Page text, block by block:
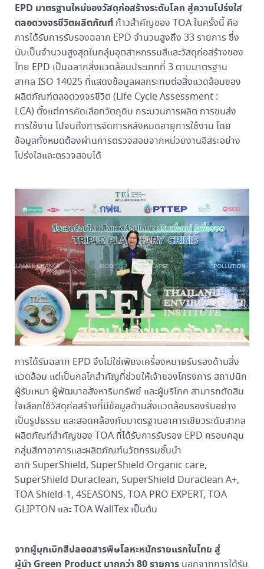
EPD มาตรฐานใหม่ของวัสดุก่อสร้างระดับโลก สู่ความโปร่งใส
ตลอดวงจรชีวิตผลิตภัณฑ์ก้าวสำคัญของ TOA ในครั้งนี้ คือ
การได้รับการรับรองฉลาก EPD จำนวนสูงถึง 33 รายการ ซึ่ง
นับเป็นจำนวนสูงสุดในกลุ่มอุตสาหกรรมสีและวัสดุก่อสร้างของ
ไทย EPD เป็นฉลากสิ่งแวดล้อมประเภทที่ 3 ตามมาตรฐาน
สากล ISO 14025 ที่แสดงข้อมูลผลกระทบต่อสิ่งแวดล้อมของ
ผลิตภัณฑ์ตลอดวงจรชีวิต (Life Cycle Assessment :
LCA) ตั้งแต่การคัดเลือกวัตถุดิบ กระบวนการผลิต การขนส่ง
การใช้งาน ไปจนถึงการจัดการหลังหมดอายุการใช้งาน โดย
ข้อมูลทั้งหมดต้องผ่านการตรวจสอบจากหน่วยงานอิสระอย่าง
โปร่งใสและตรวจสอบได้
การได้รับฉลาก EPD จึงไม่ใช่เพียงเครื่องหมายรับรองด้านสิ่ง
แวดล้อม แต่เป็นกลไกสำคัญที่ช่วยให้เจ้าของโครงการ สถาปนิก
ผู้รับเหมา ผู้พัฒนาอสังหาริมทรัพย์ และผู้บริโภค สามารถตัดสิน
ใจเลือกใช้วัสดุก่อสร้างที่มีข้อมูลด้านสิ่งแวดล้อมรองรับอย่าง
เป็นรูปธรรม และสอดคล้องกับมาตรฐานอาคารเขียวระดับสากล
ผลิตภัณฑ์สำคัญของ TOA ที่ได้รับการรับรอง EPD ครอบคลุม
กลุ่มสีทาอาคารและผลิตภัณฑ์นวัตกรรมชั้นนำ
อาทิ SuperShield, SuperShield Organic care,
SuperShield Duraclean, SuperShield Duraclean A+,
TOA Shield-1, 4SEASONS, TOA PRO EXPERT, TOA
GLIPTON และ TOA WallTex เป็นต้น
จากผู้บุกเบิกสีปลอดสารพิษโลหะหนักรายแรกในไทย สู่
ผู้นำ Green Product มากกว่า 80 รายการ นอกจากการได้รับ